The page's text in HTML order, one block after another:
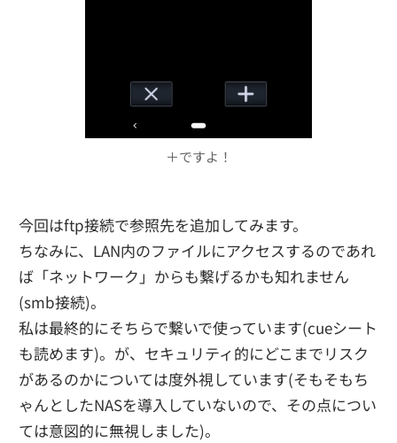
＋ですよ！
今回はftp接続で参照先を追加してみます。
ちなみに、LAN内のファイルにアクセスするのであれ
ば「ネットワーク」からも繋げるかも知れません
(smb接続)。
私は最終的にそちらで繋いで使っています(cueシート
も読めます)。が、セキュリティ的にどこまでリスク
があるのかについては度外視しています(そもそもち
ゃんとしたNASを導入していないので、その点につい
ては意図的に無視しました)。